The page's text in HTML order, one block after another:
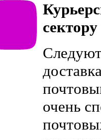
сектору
очень